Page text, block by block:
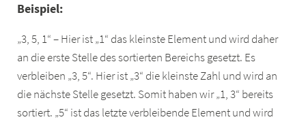
Beispiel:
„3, 5, 1“ – Hier ist „1“ das kleinste Element und wird daher
an die erste Stelle des sortierten Bereichs gesetzt. Es
verbleiben „3, 5“. Hier ist „3“ die kleinste Zahl und wird an
die nächste Stelle gesetzt. Somit haben wir „1, 3“ bereits
sortiert. „5“ ist das letzte verbleibende Element und wird